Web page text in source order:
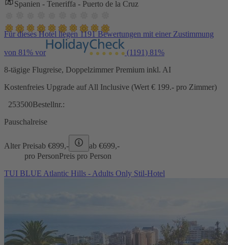
Spanien - Teneriffa - Puerto de la Cruz
Für dieses Hotel liegen 1191 Bewertungen mit einer Zustimmung
von 81% vor (1191) 81%
8-tägige Flugreise, Doppelzimmer Premium inkl. AI
Kostenfreies Upgrade auf All Inclusive (Wert € 199.- pro Zimmer)
253500Bestellnr.:
Pauschalreise
Alter Preisab €899,- ab €699,-
pro PersonPreis pro Person
TUI BLUE Atlantic Hills - Adults Only Stil-Hotel